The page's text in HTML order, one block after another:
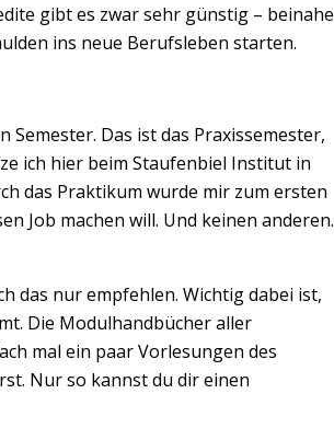
gibt es zwar sehr günstig – beinahe
ins neue Berufsleben starten.
Das ist das Praxissemester,
ich hier beim Staufenbiel Institut in
das Praktikum wurde mir zum ersten
Job machen will. Und keinen anderen.
das nur empfehlen. Wichtig dabei ist,
Die Modulhandbücher aller
mal ein paar Vorlesungen des
Nur so kannst du dir einen